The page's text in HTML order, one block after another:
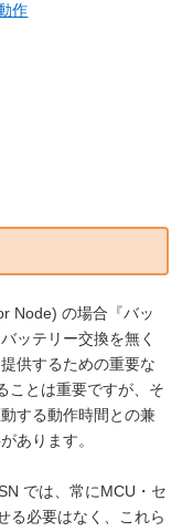
作
Node) の場合『バッ
ッテリー交換を無く
供するための重要な
ことは重要ですが、そ
する動作時間との兼
あります。
では、常にMCU・セ
る必要はなく、これら